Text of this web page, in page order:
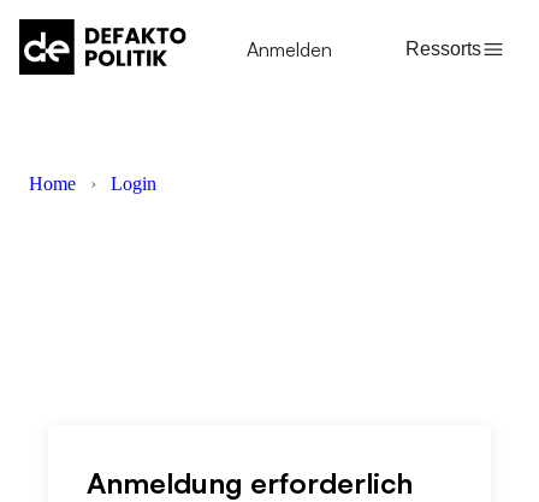
Anmelden Ressorts
Home › Login
Anmeldung erforderlich